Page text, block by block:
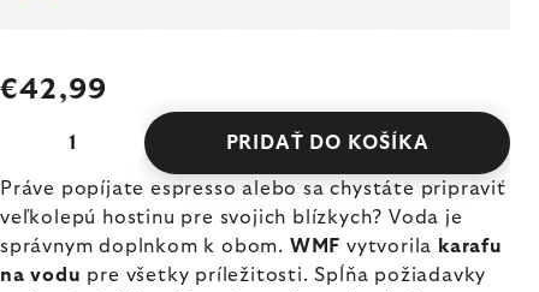
€42,99
PRIDAŤ DO KOŠÍKA
Práve popíjate espresso alebo sa chystáte pripraviť
veľkolepú hostinu pre svojich blízkych? Voda je
správnym doplnkom k obom. WMF vytvorila karafu
na vodu pre všetky príležitosti. Spĺňa požiadavky